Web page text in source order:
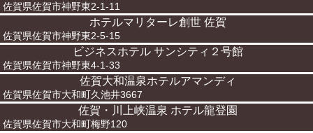
佐賀県佐賀市神野東2-1-11
ホテルマリターレ創世 佐賀
佐賀県佐賀市神野東2-5-15
ビジネスホテル サンシティ２号館
佐賀県佐賀市神野東4-1-33
佐賀大和温泉ホテルアマンディ
佐賀県佐賀市大和町久池井3667
佐賀・川上峡温泉 ホテル龍登園
佐賀県佐賀市大和町梅野120